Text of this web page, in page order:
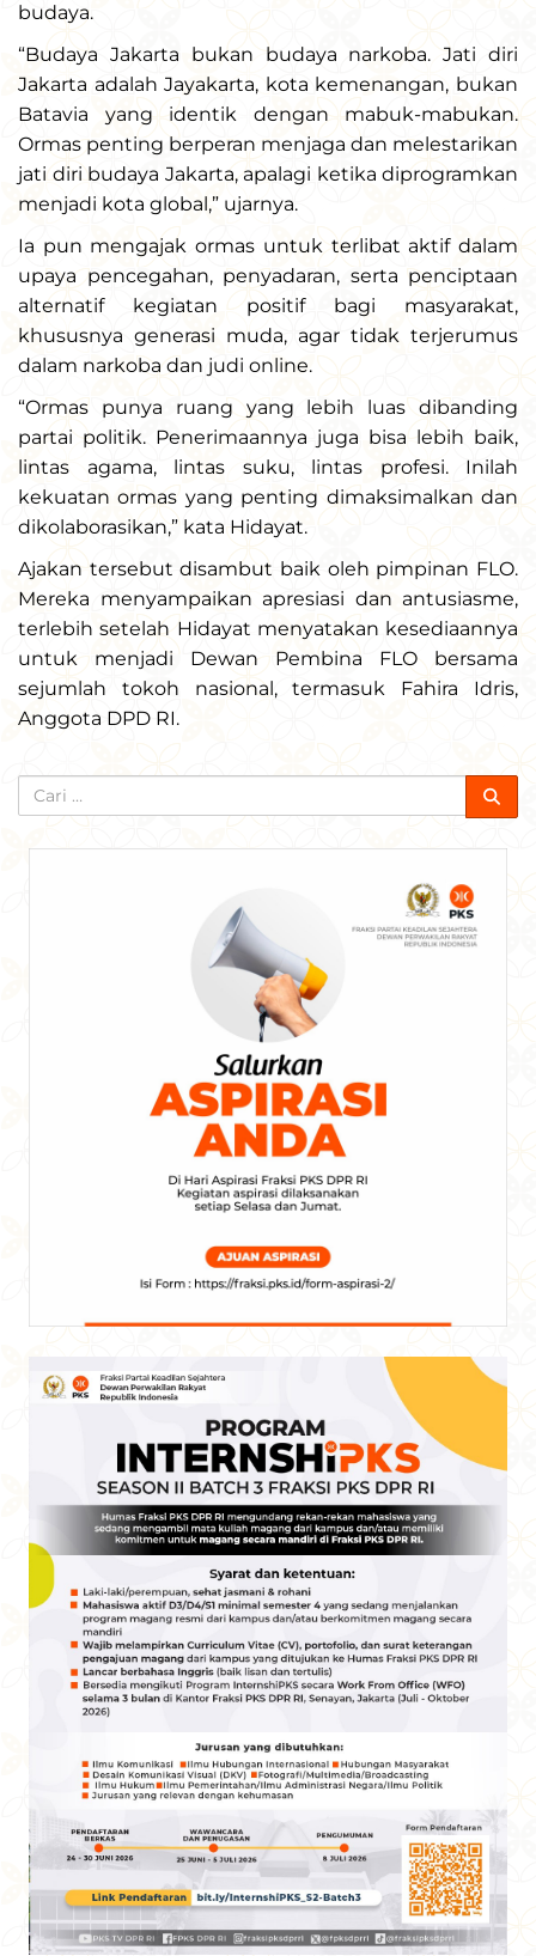
budaya.
“Budaya Jakarta bukan budaya narkoba. Jati diri
Jakarta adalah Jayakarta, kota kemenangan, bukan
Batavia yang identik dengan mabuk-mabukan.
Ormas penting berperan menjaga dan melestarikan
jati diri budaya Jakarta, apalagi ketika diprogramkan
menjadi kota global,” ujarnya.
Ia pun mengajak ormas untuk terlibat aktif dalam
upaya pencegahan, penyadaran, serta penciptaan
alternatif kegiatan positif bagi masyarakat,
khususnya generasi muda, agar tidak terjerumus
dalam narkoba dan judi online.
“Ormas punya ruang yang lebih luas dibanding
partai politik. Penerimaannya juga bisa lebih baik,
lintas agama, lintas suku, lintas profesi. Inilah
kekuatan ormas yang penting dimaksimalkan dan
dikolaborasikan,” kata Hidayat.
Ajakan tersebut disambut baik oleh pimpinan FLO.
Mereka menyampaikan apresiasi dan antusiasme,
terlebih setelah Hidayat menyatakan kesediaannya
untuk menjadi Dewan Pembina FLO bersama
sejumlah tokoh nasional, termasuk Fahira Idris,
Anggota DPD RI.